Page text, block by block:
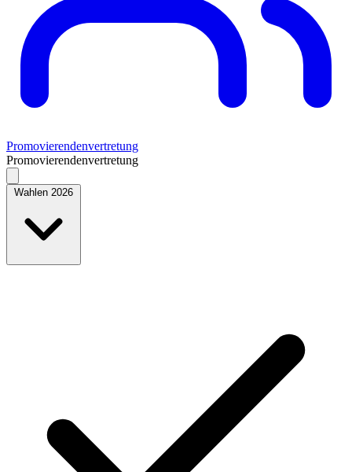
Promovierendenvertretung
Promovierendenvertretung
Wahlen 2026